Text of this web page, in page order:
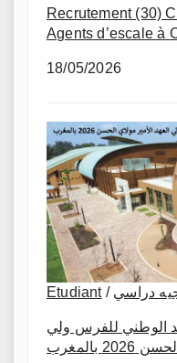
Recrutement (30)
Agents d’escale à
18/05/2026
Etudiant/ دراسي
الوطني للفرس ولي
بالمغرب